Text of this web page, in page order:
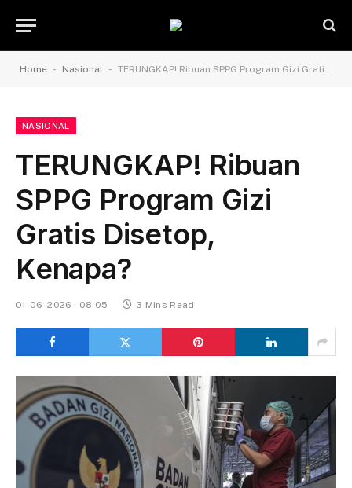
Home - Nasional - TERUNGKAP! Ribuan SPPG Program Gizi Gratis Disetop, Kenapa?
NASIONAL
TERUNGKAP! Ribuan
SPPG Program Gizi
Gratis Disetop,
Kenapa?
01-06-2026 - 08.05 3 Mins Read